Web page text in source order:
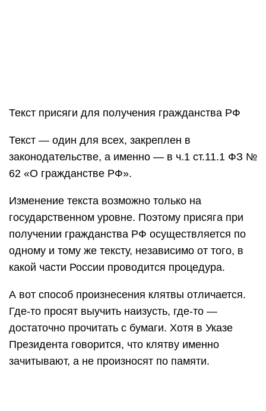
Текст присяги для получения гражданства РФ
Текст — один для всех, закреплен в
законодательстве, а именно — в ч.1 ст.11.1 ФЗ №
62 «О гражданстве РФ».
Изменение текста возможно только на
государственном уровне. Поэтому присяга при
получении гражданства РФ осуществляется по
одному и тому же тексту, независимо от того, в
какой части России проводится процедура.
А вот способ произнесения клятвы отличается.
Где-то просят выучить наизусть, где-то —
достаточно прочитать с бумаги. Хотя в Указе
Президента говорится, что клятву именно
зачитывают, а не произносят по памяти.